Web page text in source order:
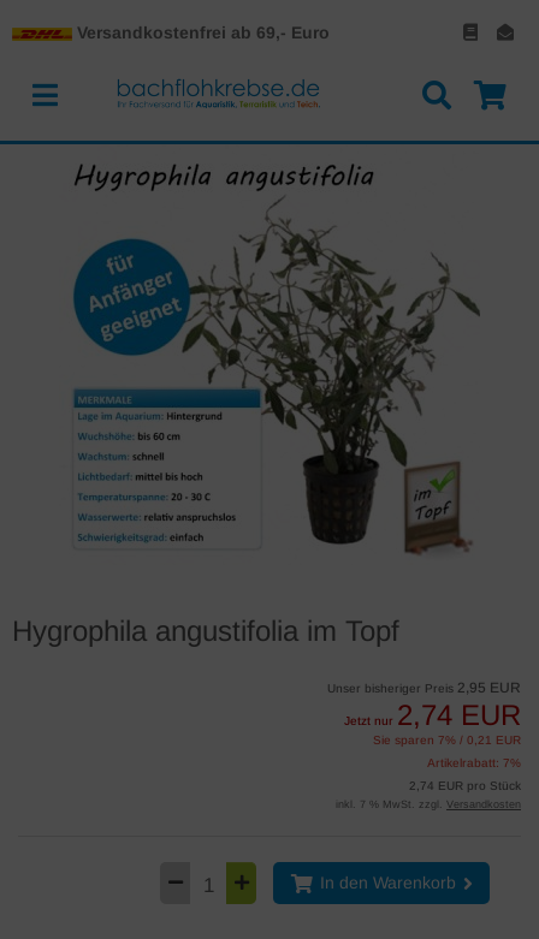
Versandkostenfrei ab 69,- Euro
Hygrophila angustifolia im Topf
Unser bisheriger Preis 2,95 EUR
Jetzt nur 2,74 EUR
Sie sparen 7% / 0,21 EUR
Artikelrabatt: 7%
2,74 EUR pro Stück
inkl. 7 % MwSt. zzgl. Versandkosten
In den Warenkorb